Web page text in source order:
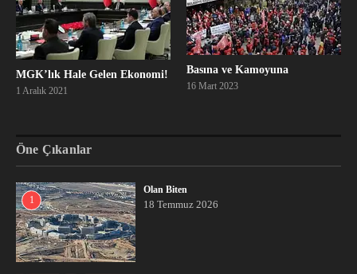
MGK’lık Hale Gelen Ekonomi!
1 Aralık 2021
Basına ve Kamoyuna
16 Mart 2023
Öne Çıkanlar
1
Olan Biten
18 Temmuz 2026